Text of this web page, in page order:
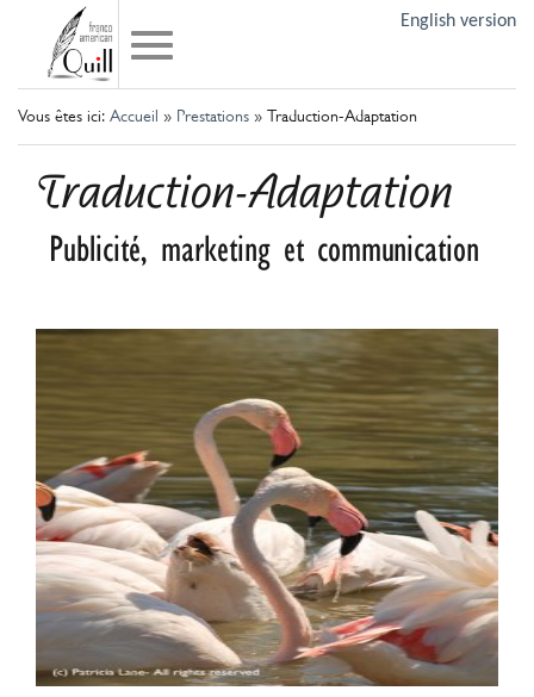
English version
Vous êtes ici: Accueil » Prestations » Traduction-Adaptation
Traduction-Adaptation
Publicité, marketing et communication